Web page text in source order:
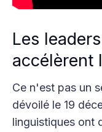
Les
accélèrent
Ce n'est pas un
dévoilé le 19
linguistiques ont